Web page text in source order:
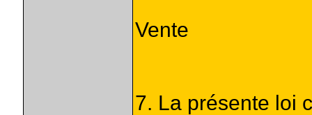
Vente
7. La présente loi